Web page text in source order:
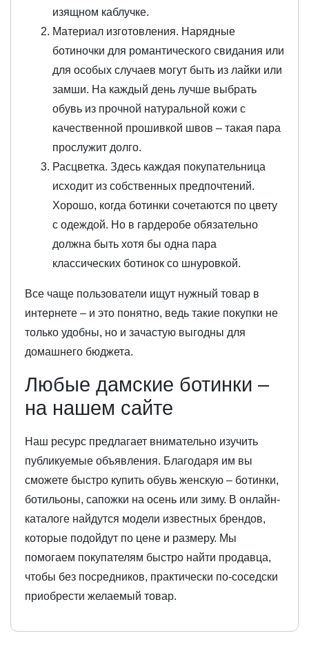
изящном каблучке.
Материал изготовления. Нарядные
ботиночки для романтического свидания или
для особых случаев могут быть из лайки или
замши. На каждый день лучше выбрать
обувь из прочной натуральной кожи с
качественной прошивкой швов – такая пара
прослужит долго.
Расцветка. Здесь каждая покупательница
исходит из собственных предпочтений.
Хорошо, когда ботинки сочетаются по цвету
с одеждой. Но в гардеробе обязательно
должна быть хотя бы одна пара
классических ботинок со шнуровкой.
Все чаще пользователи ищут нужный товар в
интернете – и это понятно, ведь такие покупки не
только удобны, но и зачастую выгодны для
домашнего бюджета.
Любые дамские ботинки –
на нашем сайте
Наш ресурс предлагает внимательно изучить
публикуемые объявления. Благодаря им вы
сможете быстро купить обувь женскую – ботинки,
ботильоны, сапожки на осень или зиму. В онлайн-
каталоге найдутся модели известных брендов,
которые подойдут по цене и размеру. Мы
помогаем покупателям быстро найти продавца,
чтобы без посредников, практически по-соседски
приобрести желаемый товар.